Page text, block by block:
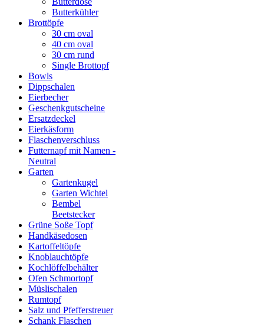
Butterkühler
Brottöpfe
30 cm oval
40 cm oval
30 cm rund
Single Brottopf
Bowls
Dippschalen
Eierbecher
Geschenkgutscheine
Ersatzdeckel
Eierkäsform
Flaschenverschluss
Futternapf mit Namen -
Neutral
Garten
Gartenkugel
Garten Wichtel
Bembel
Beetstecker
Grüne Soße Topf
Handkäsedosen
Kartoffeltöpfe
Knoblauchtöpfe
Kochlöffelbehälter
Ofen Schmortopf
Müslischalen
Rumtopf
Salz und Pfefferstreuer
Schank Flaschen